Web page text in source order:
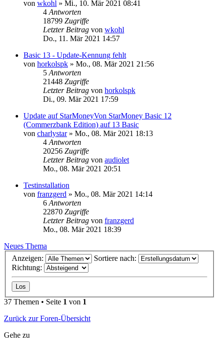
von wkohl » Mi., 10. Mär 2021 08:41
4 Antworten
18799 Zugriffe
Letzter Beitrag von wkohl
Do., 11. Mär 2021 14:57
Basic 13 - Update-Kennung fehlt
von horkolspk » Mo., 08. Mär 2021 21:56
5 Antworten
21448 Zugriffe
Letzter Beitrag von horkolspk
Di., 09. Mär 2021 17:59
Update auf StarMoneyVon StarMoney Basic 12
(Commerzbank Edition) auf 13 Basic
von charlystar» Mo., 08. Mär 2021 18:13
4 Antworten
20256 Zugriffe
Letzter Beitrag von audiolet
Mo., 08. Mär 2021 20:51
Testinstallation
von franzgerd » Mo., 08. Mär 2021 14:14
6 Antworten
22870 Zugriffe
Letzter Beitrag von franzgerd
Mo., 08. Mär 2021 18:39
Neues Thema
Anzeigen:
Sortiere nach:
Richtung:
37 Themen • Seite 1 von 1
Zurück zur Foren-Übersicht
Gehe zu